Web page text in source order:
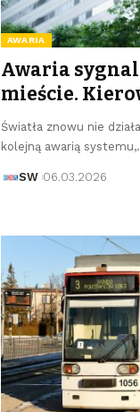
AWARIA
Awaria
mieście.
Światła znowu nie
kolejną awarią
SW 06.03.2026